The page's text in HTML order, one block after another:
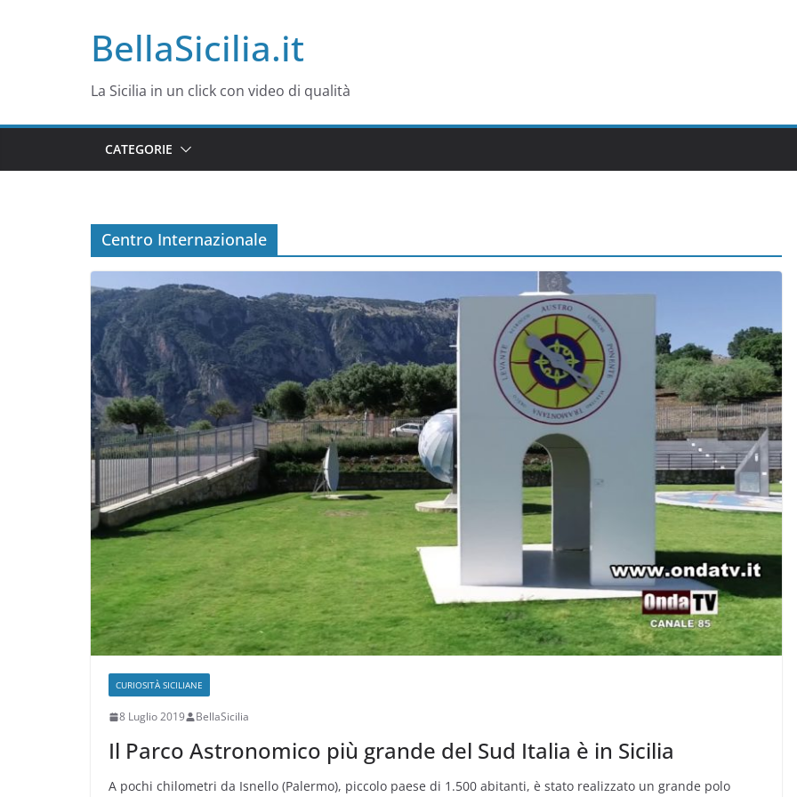
BellaSicilia.it
La Sicilia in un click con video di qualità
CATEGORIE
Centro Internazionale
CURIOSITÀ SICILIANE
8 Luglio 2019 BellaSicilia
Il Parco Astronomico più grande del Sud Italia è in Sicilia
A pochi chilometri da Isnello (Palermo), piccolo paese di 1.500 abitanti, è stato realizzato un grande polo